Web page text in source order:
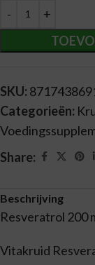
Alternative:
SKU:
Categorieën:
Share:
Beschrijving
Resveratrol 200
Vitakruid